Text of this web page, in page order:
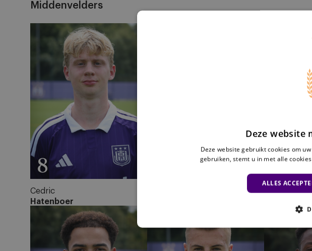
Middenvelders
8
Cedric
Hatenboer
18
Lukáš
Deze website
Deze website gebruikt cookies om
gebruiken, stemt u in met alle
ALLES